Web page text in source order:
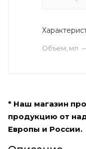
Объем, мл
* Наш магазин
продукцию от
Европы и России.